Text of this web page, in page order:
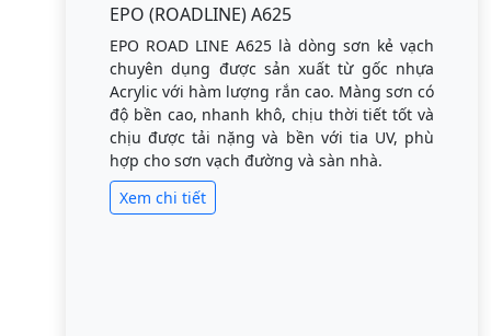
EPO (ROADLINE) A625
EPO ROAD LINE A625 là dòng sơn kẻ vạch
chuyên dụng được sản xuất từ gốc nhựa
Acrylic với hàm lượng rắn cao. Màng sơn có
độ bền cao, nhanh khô, chịu thời tiết tốt và
chịu được tải nặng và bền với tia UV, phù
hợp cho sơn vạch đường và sàn nhà.
Xem chi tiết